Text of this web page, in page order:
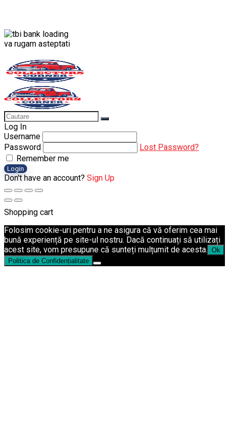
va rugam asteptati
Log In
Username
Password
Lost Password?
Remember me
Login
Don't have an account? Sign Up
Shopping cart
Folosim cookie-uri pentru a ne asigura că vă oferim cea mai
bună experiență pe site-ul nostru. Dacă continuați să utilizați
acest site, vom presupune că sunteți mulțumit de acesta. Ok
Politica de Confidențialitate